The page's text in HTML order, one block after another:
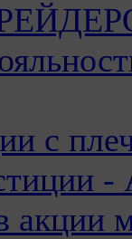
с
-
акции